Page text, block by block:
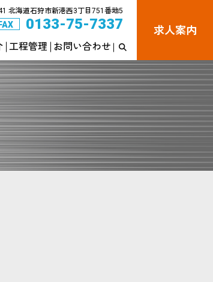
工程管理 お問い合わせ
北海道石狩市新港西3丁目751番地5
FAX 0133-75-7337 求人案内